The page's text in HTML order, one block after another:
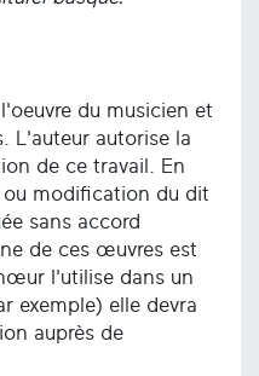
du musicien et
L'auteur autorise la
de ce travail. En
modification du dit
sans accord
de ces œuvres est
l'utilise dans un
exemple) elle devra
auprès de